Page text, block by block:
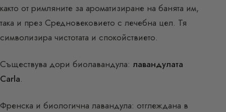
както от римляните за ароматизиране на банята им,
така и през Средновековието с лечебна цел. Тя
символизира чистотата и спокойствието.
Съществува дори биолавандула: лавандулата
Carla.
Френска и биологична лавандула: отглеждана в